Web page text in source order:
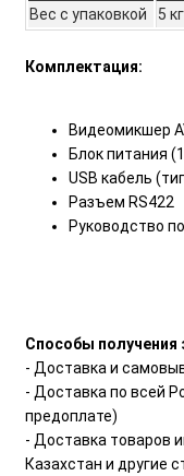
Вес с упаковкой
5 кг
Комплектация:
Видеомикшер
Блок питания
USB кабель
Разъем RS422
Руководство
Способы получения
- Доставка и
- Доставка по всей
предоплате)
- Доставка товаров
Казахстан и другие